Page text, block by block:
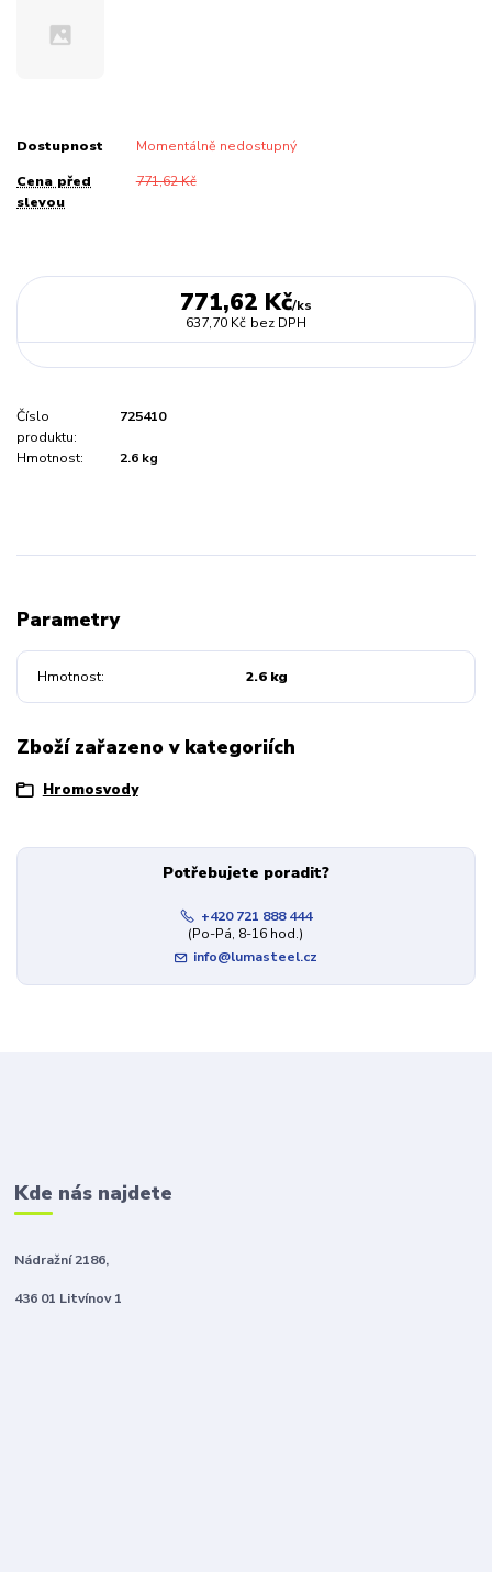
Dostupnost Momentálně nedostupný
Cena před
slevou
771,62 Kč
771,62 Kč/ks
637,70 Kč bez DPH
Číslo
produktu:
725410
Hmotnost: 2.6 kg
Parametry
Hmotnost 2.6 kg
Zboží zařazeno v kategoriích
Hromosvody
Potřebujete poradit?
+420 721 888 444
(Po-Pá, 8-16 hod.)
info@lumasteel.cz
Kde nás najdete
Nádražní 2186,
436 01 Litvínov 1